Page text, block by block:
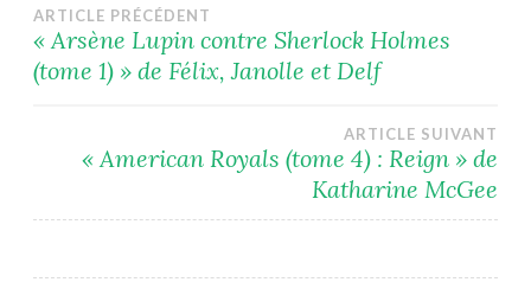
Navigation
de
l’article
ARTICLE PRÉCÉDENT
« Arsène Lupin contre Sherlock Holmes
(tome 1) » de Félix, Janolle et Delf
ARTICLE SUIVANT
« American Royals (tome 4) : Reign » de
Katharine McGee